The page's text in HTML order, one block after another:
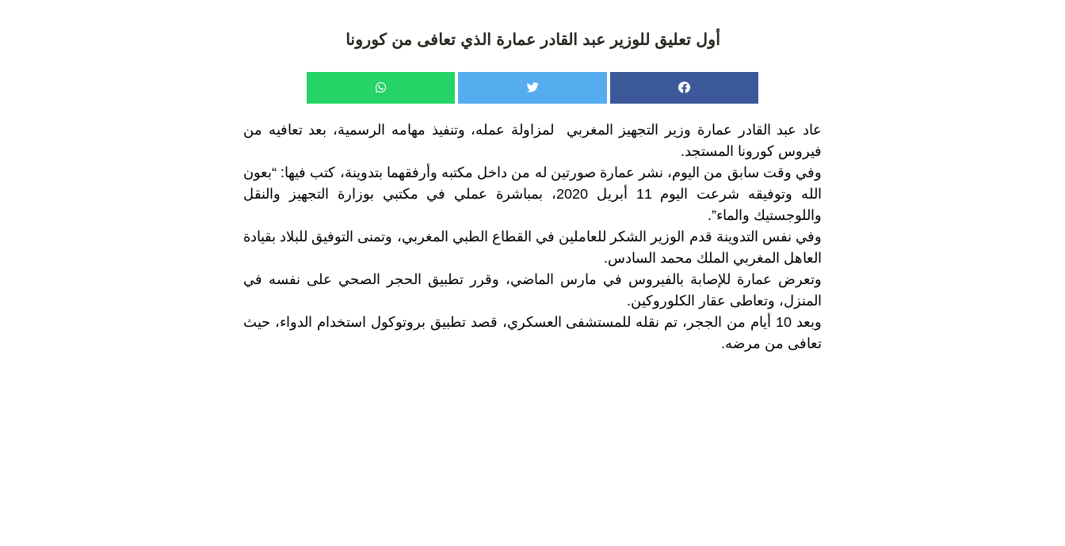
أول تعليق للوزير عبد القادر عمارة الذي تعافى من كورونا
عاد عبد القادر عمارة وزير التجهيز المغربي لمزاولة عمله، وتنفيذ مهامه الرسمية، بعد تعافيه من
فيروس كورونا المستجد.
وفي وقت سابق من اليوم، نشر عمارة صورتين له من داخل مكتبه وأرفقهما بتدوينة، كتب فيها: “بعون
الله وتوفيقه شرعت اليوم 11 أبريل 2020، بمباشرة عملي في مكتبي بوزارة التجهيز والنقل
واللوجستيك والماء”.
وفي نفس التدوينة قدم الوزير الشكر للعاملين في القطاع الطبي المغربي، وتمنى التوفيق للبلاد بقيادة
العاهل المغربي الملك محمد السادس.
وتعرض عمارة للإصابة بالفيروس في مارس الماضي، وقرر تطبيق الحجر الصحي على نفسه في
المنزل، وتعاطى عقار الكلوروكين.
وبعد 10 أيام من الججر، تم نقله للمستشفى العسكري، قصد تطبيق بروتوكول استخدام الدواء، حيث
تعافى من مرضه.